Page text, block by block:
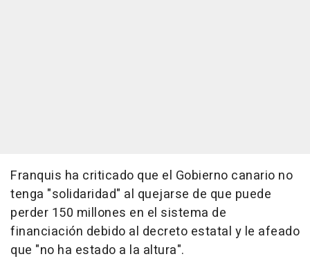
Franquis ha criticado que el Gobierno canario no
tenga "solidaridad" al quejarse de que puede
perder 150 millones en el sistema de
financiación debido al decreto estatal y le afeado
que "no ha estado a la altura".